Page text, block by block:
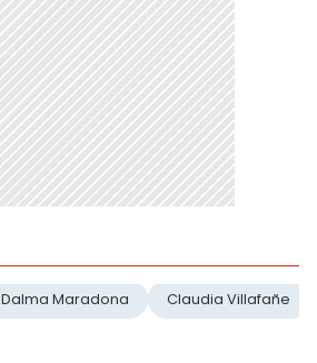
Dalma Maradona Claudia Villafañe